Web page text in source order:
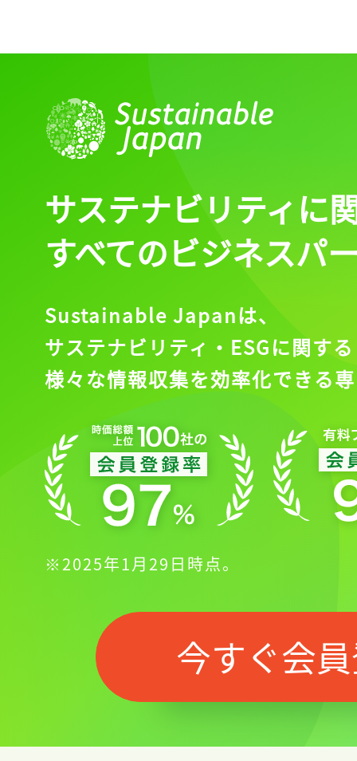
サステナビリティに
すべてのビジネスパ
Sustainable Japanは、
サステナビリティ・ESGに関する
様々な情報収集を効率化できる
※2025年1月29日時点。
今すぐ会